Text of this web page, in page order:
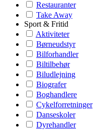
Restauranter
Take Away
Sport & Fritid
Aktiviteter
Børneudstyr
Bilforhandler
Biltilbehør
Biludlejning
Biografer
Boghandlere
Cykelforretninger
Danseskoler
Dyrehandler